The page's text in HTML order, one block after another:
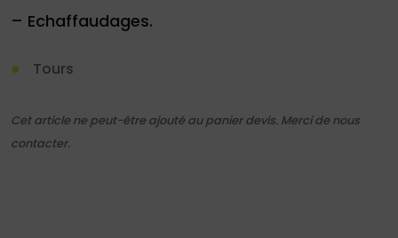
– Echaffaudages.
Tours
Cet article ne peut-être ajouté au panier devis. Merci de nous
contacter.
76